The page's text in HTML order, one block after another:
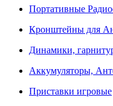
Портативные
Кронштейны для
Динамики,
Аккумуляторы,
Приставки игровые